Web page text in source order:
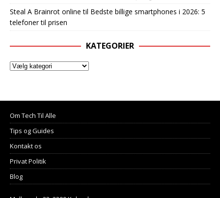
Steal A Brainrot online til Bedste billige smartphones i 2026: 5
telefoner til prisen
KATEGORIER
Om Tech Til Alle
Tips og Guides
Kontakt os
Privat Politik
Blog